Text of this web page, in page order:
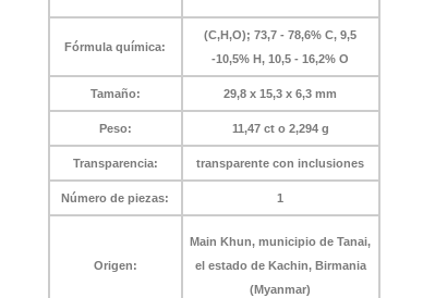
Fórmula química:
(C,H,O); 73,7 - 78,6% C, 9,5
-10,5% H, 10,5 - 16,2% O
Tamaño: 29,8 x 15,3 x 6,3 mm
Peso: 11,47 ct o 2,294 g
Transparencia: transparente con inclusiones
Número de piezas: 1
Origen:
Main Khun, municipio de Tanai,
el estado de Kachin, Birmania
(Myanmar)